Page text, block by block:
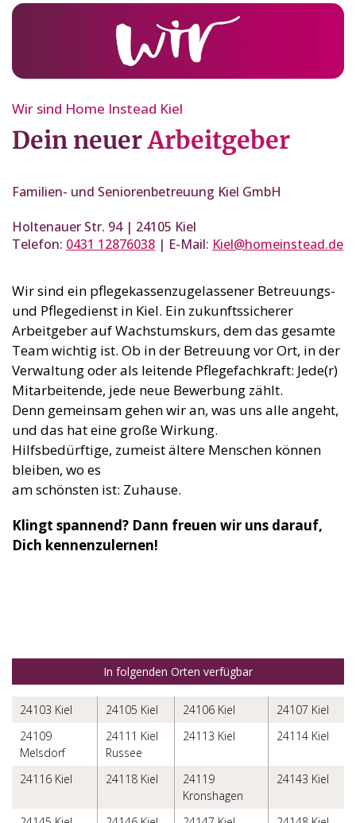
Wir sind Home Instead Kiel
Dein neuerArbeitgeber
Familien- und Seniorenbetreuung Kiel GmbH
Holtenauer Str. 94 | 24105 Kiel
Telefon: 0431 12876038 | E-Mail: Kiel@homeinstead.de
Wir sind ein pflegekassenzugelassener Betreuungs-
und Pflegedienst in Kiel. Ein zukunftssicherer
Arbeitgeber auf Wachstumskurs, dem das gesamte
Team wichtig ist. Ob in der Betreuung vor Ort, in der
Verwaltung oder als leitende Pflegefachkraft: Jede(r)
Mitarbeitende, jede neue Bewerbung zählt.
Denn gemeinsam gehen wir an, was uns alle angeht,
und das hat eine große Wirkung.
Hilfsbedürftige, zumeist ältere Menschen können
bleiben, wo es
am schönsten ist: Zuhause.
Klingt spannend? Dann freuen wir uns darauf,
Dich kennenzulernen!
In folgenden Orten verfügbar
24103 Kiel 24105 Kiel 24106 Kiel
24107 Kiel
24109
Melsdorf
24111 Kiel
Russee
24113 Kiel 24114 Kiel
24116 Kiel 24118 Kiel
24119
Kronshagen
24143 Kiel